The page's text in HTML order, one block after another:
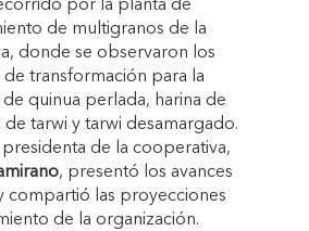
por la planta de
de multigranos de la
donde se observaron los
transformación para la
quinua perlada, harina de
de tarwi y tarwi desamargado.
de la cooperativa,
, presentó los avances
compartió las proyecciones
de la organización.